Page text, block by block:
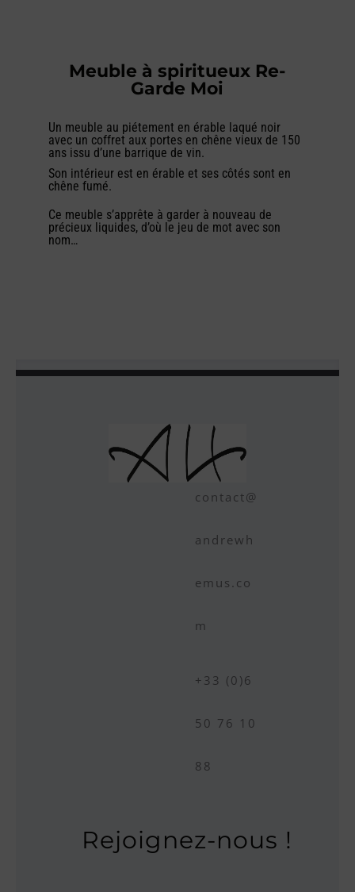
Meuble à spiritueux Re-
Garde Moi
Un meuble au piétement en érable laqué noir
avec un coffret aux portes en chêne vieux de 150
ans issu d’une barrique de vin.
Son intérieur est en érable et ses côtés sont en
chêne fumé.
Ce meuble s’apprête à garder à nouveau de
précieux liquides, d’où le jeu de mot avec son
nom…
contact@
andrewh
emus.co
m
+33 (0)6
50 76 10
88
Rejoignez-nous !